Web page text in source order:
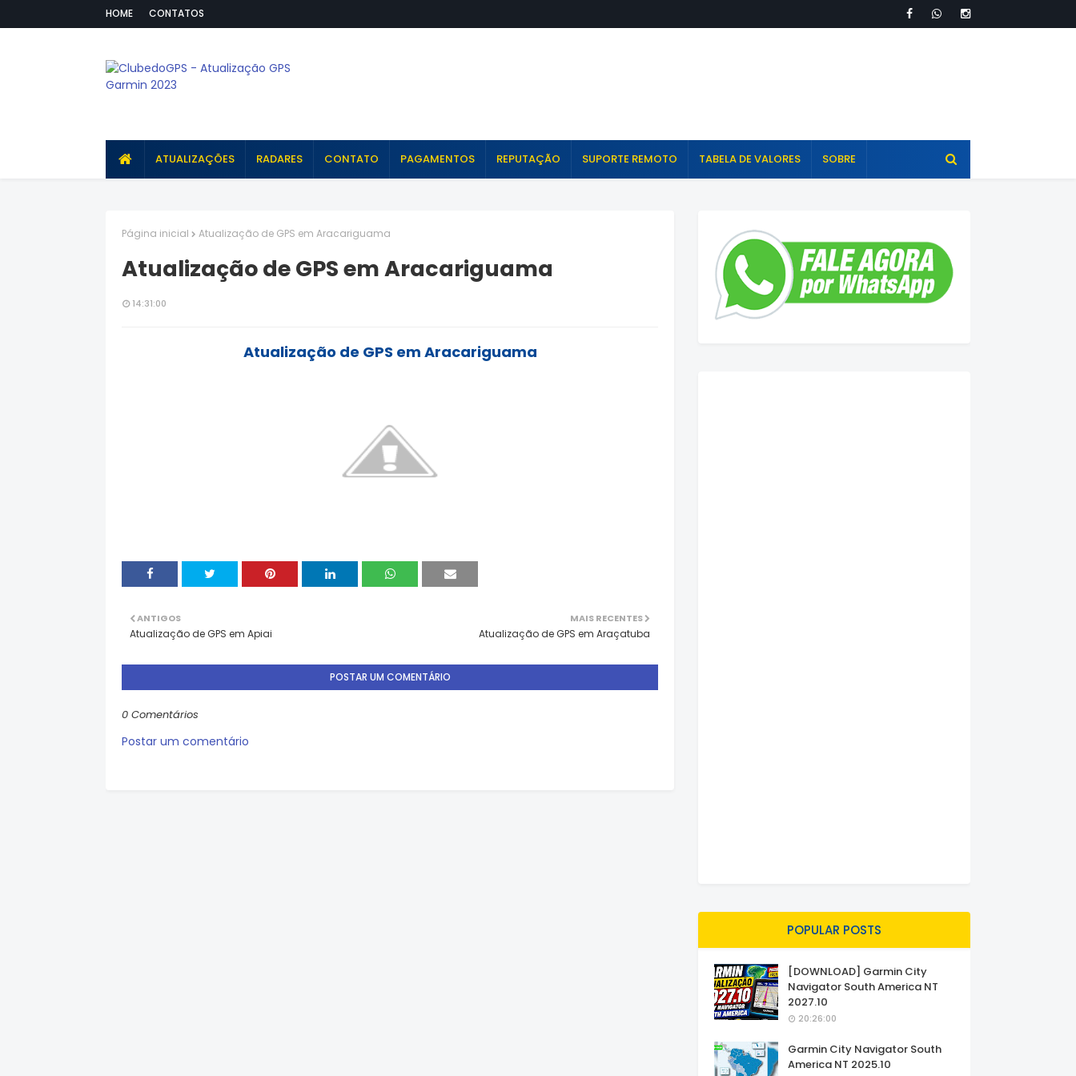
HOME CONTATOS
ATUALIZAÇÕES RADARES CONTATO PAGAMENTOS REPUTAÇÃO SUPORTE REMOTO TABELA DE VALORES SOBRE
Página inicial Atualização de GPS em Aracariguama
Atualização de GPS em Aracariguama
14:31:00
Atualização de GPS em Aracariguama
MAIS RECENTES
Atualização de GPS em Araçatuba
ANTIGOS
Atualização de GPS em Apiai
POSTAR UM COMENTÁRIO
0 Comentários
Postar um comentário
POPULAR POSTS
[DOWNLOAD] Garmin City
Navigator South America NT
2027.10
20:26:00
Garmin City Navigator South
America NT 2025.10